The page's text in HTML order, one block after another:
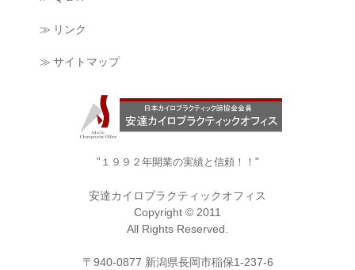
≫ リンク
≫ サイトマップ
"１９９２年開業の実績と信頼！！"
安達カイロプラクティックオフィス
Copyright © 2011
All Rights Reserved.
〒940-0877 新潟県長岡市稲保1-237-6